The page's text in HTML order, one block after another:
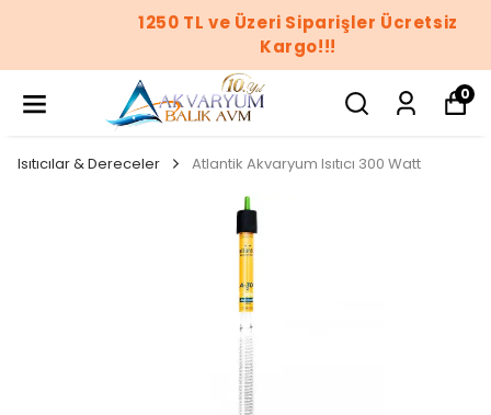
1250 TL ve Üzeri Siparişler Ücretsiz
Kargo!!!
0
Isıtıcılar & Dereceler Atlantik Akvaryum Isıtıcı 300 Watt